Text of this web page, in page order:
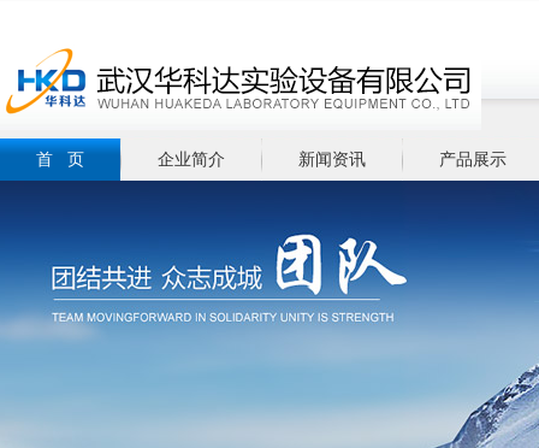
首 页 企业简介 新闻资讯 产品展示